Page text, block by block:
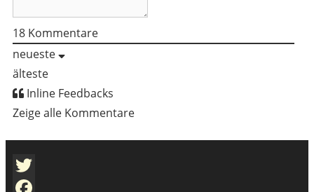
18 Kommentare
neueste
älteste
Inline Feedbacks
Zeige alle Kommentare
Twitter